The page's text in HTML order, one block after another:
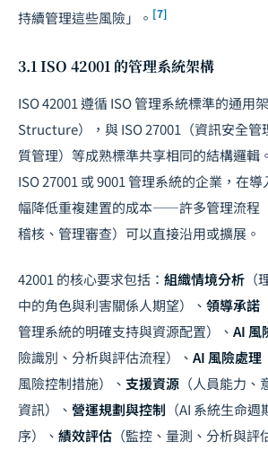
持續管理這些風險」。 [7]
3.1 ISO 42001 的管理系統架構
ISO 42001 遵循 ISO 管理系統標準的通用
Structure），與 ISO 27001（資訊安全管
質管理）等成熟標準共享相同的結構邏輯
ISO 27001 或 9001 管理系統的企業，在導
幅降低重複建置的成本——許多管理流程
稽核、管理審查）可以直接沿用或擴展。
42001 的核心要求包括： 組織情境分析
中的角色與利害關係人期望）、 領導承諾
管理系統的明確支持與資源配置）、 AI 風
險識別、分析與評估流程）、 AI 風險處理
風險控制措施）、 支援資源 （人員能力
資訊）、 營運規劃與控制 （AI 系統生命
序）、 績效評估 （監控、量測、分析與評